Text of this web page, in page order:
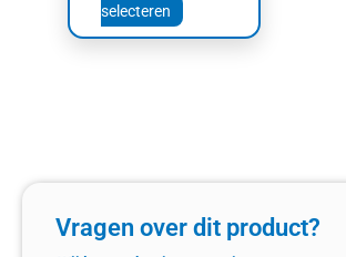
selecteren
Vragen over dit product?